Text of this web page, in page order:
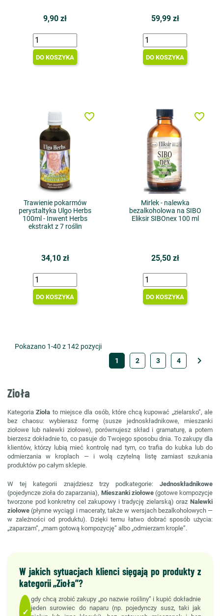
9,90 zł
DO KOSZYKA
59,99 zł
DO KOSZYKA
Trawienie pokarmów
perystaltyka Ulgo Herbs
100ml - Inwent Herbs
ekstrakt z 7 roślin
34,10 zł
DO KOSZYKA
favorite_border
Mirlek - nalewka
bezalkoholowa na SIBO
Eliksir SIBOnex 100 ml
25,50 zł
DO KOSZYKA
favorite_border
Pokazano 1-40 z 142 pozycji
1
2 3 4 
Zioła
KategoriaZioła to miejsce dla osób, które chcą kupować „zielarsko”, ale
bez chaosu: wybierasz formę (susze jednoskładnikowe, mieszanki
ziołowe lub nalewki ziołowe), porównujesz skład i gramaturę, a potem
bierzesz dokładnie to, co pasuje do Twojego sposobu dnia. To zakupy dla
klientów, którzy lubią mieć kontrolę nad tym, co trafia do kubka lub do
odmierzania w kroplach — i wolą czytelną listę zamiast szukania
produktów po całym sklepie.
W tej kategorii znajdziesz trzy podkategorie: Jednoskładnikowe
(pojedyncze zioła do zaparzania), Mieszanki ziołowe(gotowe kompozycje
tworzone pod konkretny cel zakupowy i tradycję zielarską) oraz Nalewki
ziołowe (płynne wyciągi i maceraty, także w wersjach bezalkoholowych —
w zależności od produktu). Dzięki temu łatwo dobrać sposób użycia:
„zaparzam”, „mam gotową kompozycję” albo „odmierzam krople”.
W jakich sytuacjach klienci sięgają po produkty z
kategorii „Zioła”?
✓
gdy chcą zrobić zakupy „po nazwie rośliny” i kupić dokładnie
jeden surowiec do naparu (np. pojedynczy susz, taki jak